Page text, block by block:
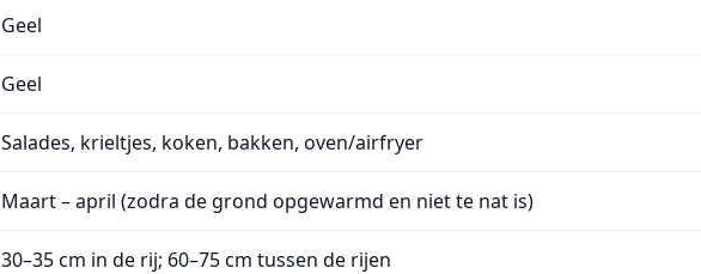
Geel
Geel
Salades, krieltjes, koken, bakken, oven/airfryer
Maart – april (zodra de grond opgewarmd en niet te nat is)
30–35 cm in de rij; 60–75 cm tussen de rijen